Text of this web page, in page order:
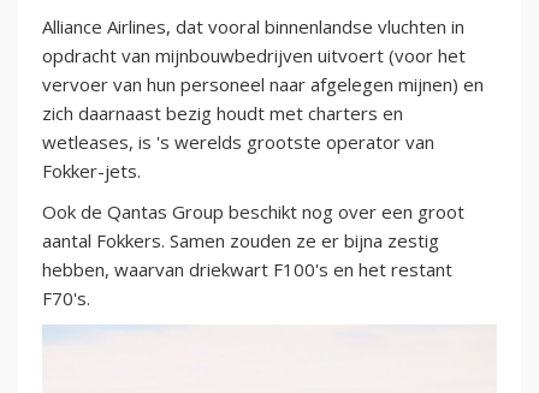
Alliance Airlines, dat vooral binnenlandse vluchten in
opdracht van mijnbouwbedrijven uitvoert (voor het
vervoer van hun personeel naar afgelegen mijnen) en
zich daarnaast bezig houdt met charters en
wetleases, is 's werelds grootste operator van
Fokker-jets.
Ook de Qantas Group beschikt nog over een groot
aantal Fokkers. Samen zouden ze er bijna zestig
hebben, waarvan driekwart F100's en het restant
F70's.